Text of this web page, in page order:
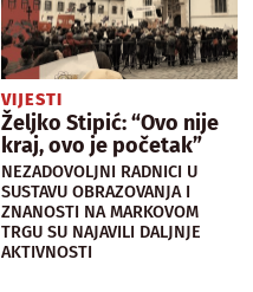
VIJESTI
Željko Stipić: “Ovo nije
kraj, ovo je početak”
NEZADOVOLJNI RADNICI U
SUSTAVU OBRAZOVANJA I
ZNANOSTI NA MARKOVOM
TRGU SU NAJAVILI DALJNJE
AKTIVNOSTI